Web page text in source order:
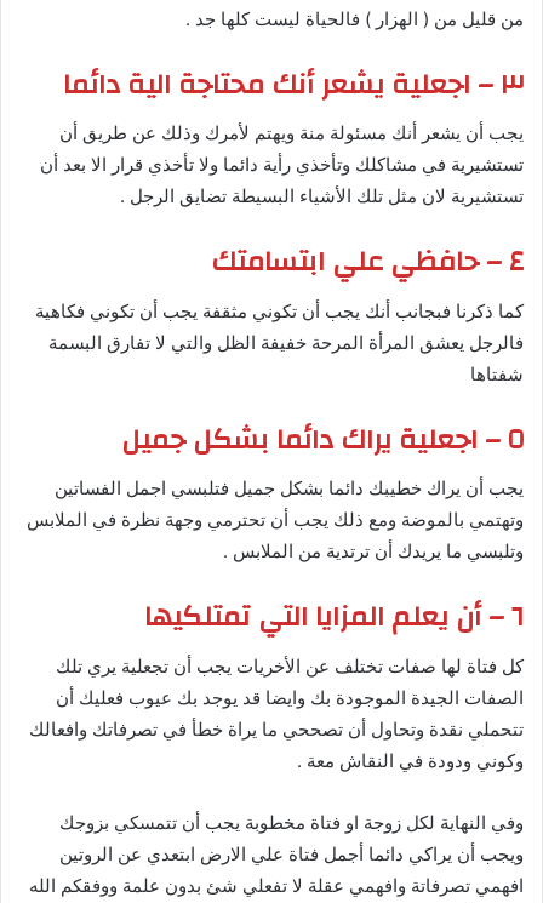
من قليل من ( الهزار ) فالحياة ليست كلها جد .
٣ – اجعلية يشعر أنك محتاجة الية دائما
يجب أن يشعر أنك مسئولة منة ويهتم لأمرك وذلك عن طريق أن
تستشيرية في مشاكلك وتأخذي رأية دائما ولا تأخذي قرار الا بعد أن
تستشيرية لان مثل تلك الأشياء البسيطة تضايق الرجل .
٤ – حافظي علي ابتسامتك
كما ذكرنا فبجانب أنك يجب أن تكوني مثقفة يجب أن تكوني فكاهية
فالرجل يعشق المرأة المرحة خفيفة الظل والتي لا تفارق البسمة
شفتاها
٥ – اجعلية يراك دائما بشكل جميل
يجب أن يراك خطيبك دائما بشكل جميل فتلبسي اجمل الفساتين
وتهتمي بالموضة ومع ذلك يجب أن تحترمي وجهة نظرة في الملابس
وتلبسي ما يريدك أن ترتدية من الملابس .
٦ – أن يعلم المزايا التي تمتلكيها
كل فتاة لها صفات تختلف عن الأخريات يجب أن تجعلية يري تلك
الصفات الجيدة الموجودة بك وايضا قد يوجد بك عيوب فعليك أن
تتحملي نقدة وتحاول أن تصححي ما يراة خطأ في تصرفاتك وافعالك
وكوني ودودة في النقاش معة .
وفي النهاية لكل زوجة او فتاة مخطوبة يجب أن تتمسكي بزوجك
ويجب أن يراكي دائما أجمل فتاة علي الارض ابتعدي عن الروتين
افهمي تصرفاتة وافهمي عقلة لا تفعلي شئ بدون علمة ووفقكم الله